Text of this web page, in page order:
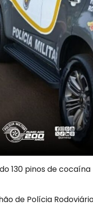
130 pinos de
de Polícia